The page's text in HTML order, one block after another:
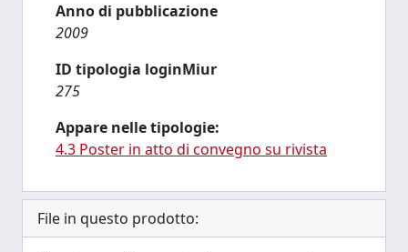
Anno di pubblicazione
2009
ID tipologia loginMiur
275
Appare nelle tipologie:
4.3 Poster in atto di convegno su rivista
File in questo prodotto: